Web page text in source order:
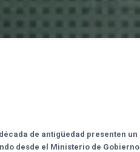
de antigüedad presenten un
desde el Ministerio de Gobierno